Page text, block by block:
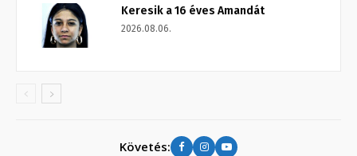
Keresik a 16 éves Amandát
2026.08.06.
Követés: